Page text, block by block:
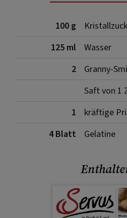
100 g
125 ml
Wasser
2
Granny-
Saft von 1
1
kräftige
4 Blatt
Gelatine